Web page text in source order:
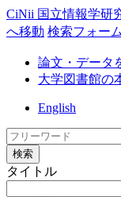
CiNii 国立情報学研
へ移動 検索フォー
論文・データ
大学図書館の
English
検索
タイトル